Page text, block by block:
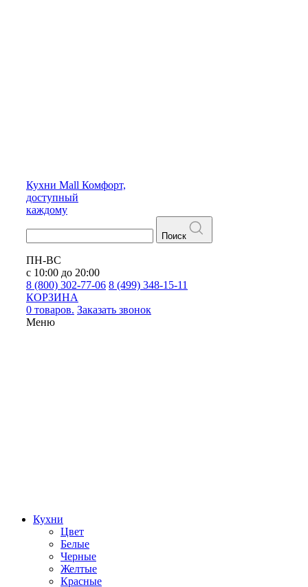
Кухни Mall Комфорт,
доступный
каждому
Поиск
ПН-ВС
с 10:00 до 20:00
8 (800) 302-77-06 8 (499) 348-15-11
КОРЗИНА
0 товаров. Заказать звонок
Меню
Кухни
Цвет
Белые
Черные
Желтые
Красные